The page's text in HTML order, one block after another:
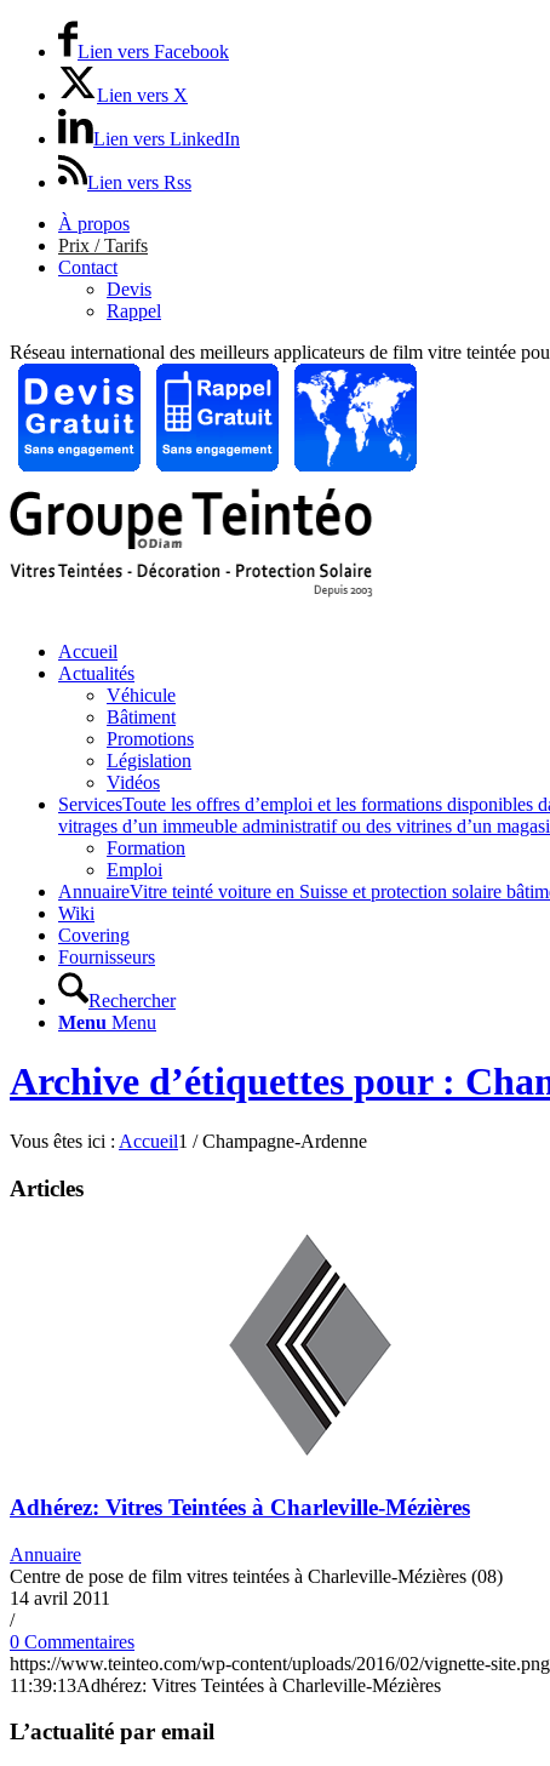
Lien vers Facebook
Lien vers X
Lien vers LinkedIn
Lien vers Rss
À propos
Prix / Tarifs
Contact
Devis
Rappel
Réseau international des meilleurs applicateurs de film vitre teintée
Accueil
Actualités
Véhicule
Bâtiment
Promotions
Législation
Vidéos
ServicesToute les offres d’emploi et les formations disponibles
vitrages d’un immeuble administratif ou des vitrines d’un
Formation
Emploi
AnnuaireVitre teinté voiture en Suisse et protection solaire
Wiki
Covering
Fournisseurs
Rechercher
Menu Menu
Archive d’étiquettes pour :
Vous êtes ici : Accueil1 / Champagne-Ardenne
Articles
Adhérez: Vitres Teintées à Charleville-Mézières
Annuaire
Centre de pose de film vitres teintées à Charleville-Mézières (08)
14 avril 2011
/
0 Commentaires
https://www.teinteo.com/wp-content/uploads/2016/02/vignette-site.png
11:39:13Adhérez: Vitres Teintées à Charleville-Mézières
L’actualité par email